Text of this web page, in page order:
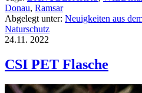
Donau, Ramsar
Abgelegt unter: Neuigkeiten aus
Naturschutz
24.11. 2022
CSI PET Flasche